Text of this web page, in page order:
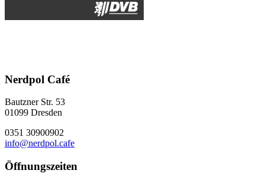
Nerdpol Café
Bautzner Str. 53
01099 Dresden
0351 30900902
info@nerdpol.cafe
Öffnungszeiten